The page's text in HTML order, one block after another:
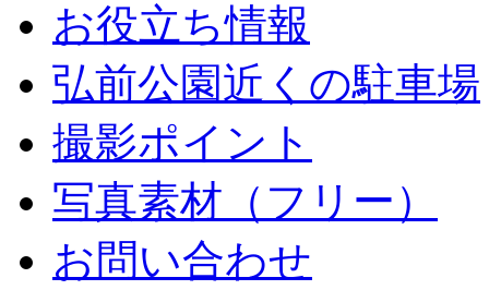
お役立ち情報
弘前公園近くの駐車場
撮影ポイント
写真素材（フリー）
お問い合わせ